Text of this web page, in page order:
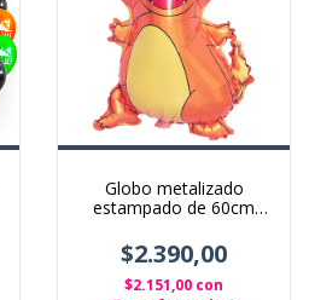
Globo metalizado
estampado de 60cm
$2.390,00
$2.151,00 con